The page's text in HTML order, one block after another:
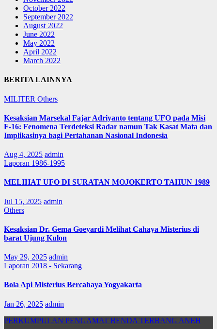
October 2022
September 2022
August 2022
June 2022
May 2022
April 2022
March 2022
BERITA LAINNYA
MILITER Others
Kesaksian Marsekal Fajar Adriyanto tentang UFO pada Misi
F-16: Fenomena Terdeteksi Radar namun Tak Kasat Mata dan
Implikasinya bagi Pertahanan Nasional Indonesia
Aug 4, 2025 admin
Laporan 1986-1995
MELIHAT UFO DI SURATAN MOJOKERTO TAHUN 1989
Jul 15, 2025 admin
Others
Kesaksian Dr. Gema Goeyardi Melihat Cahaya Misterius di
barat Ujung Kulon
May 29, 2025 admin
Laporan 2018 - Sekarang
Bola Api Misterius Bercahaya Yogyakarta
Jan 26, 2025 admin
PERKUMPULAN PENGAMAT BENDA TERBANG ANEH